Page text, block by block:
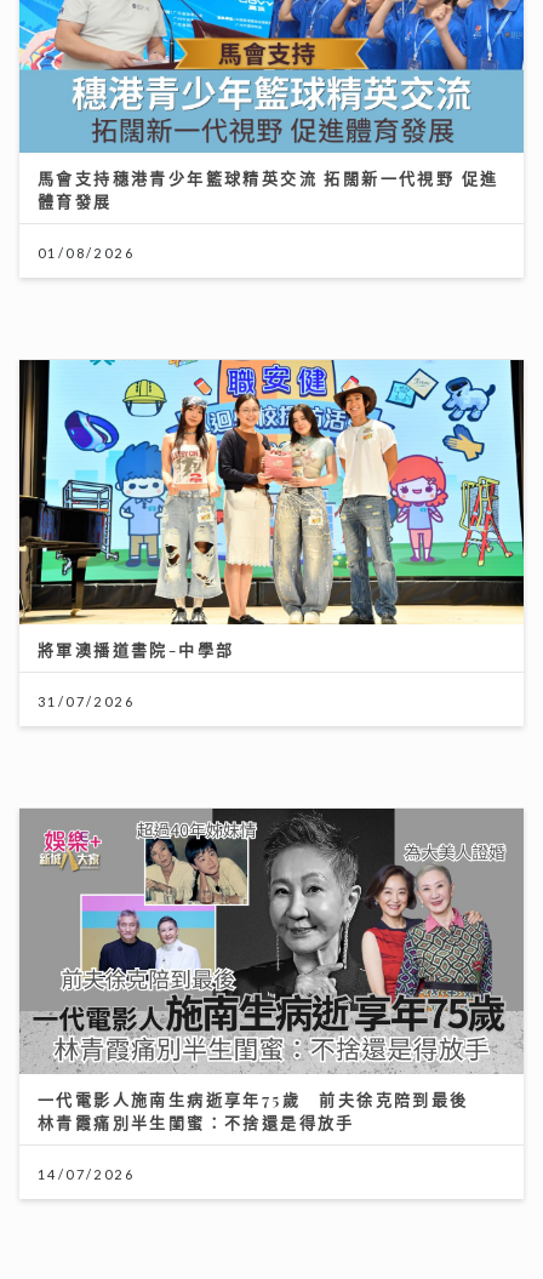
馬會支持穗港青少年籃球精英交流 拓闊新一代視野 促進
體育發展
01/08/2026
將軍澳播道書院-中學部
一代電影人施南生病逝享年75歲 前夫徐克陪到最後
林青霞痛別半生閨蜜：不捨還是得放手
14/07/2026